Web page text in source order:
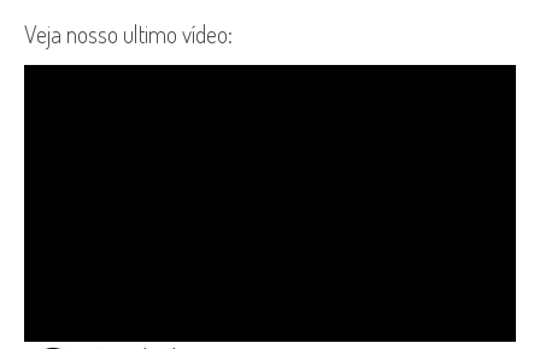
Veja nosso ultimo vídeo: